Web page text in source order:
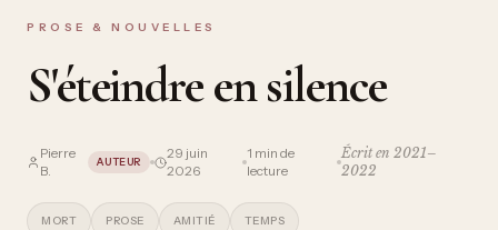
PROSE & NOUVELLES
S'éteindre en silence
Pierre
B.
AUTEUR
29 juin
2026
1 min de
lecture
Écrit en2021–
2022
MORT PROSE AMITIÉ TEMPS